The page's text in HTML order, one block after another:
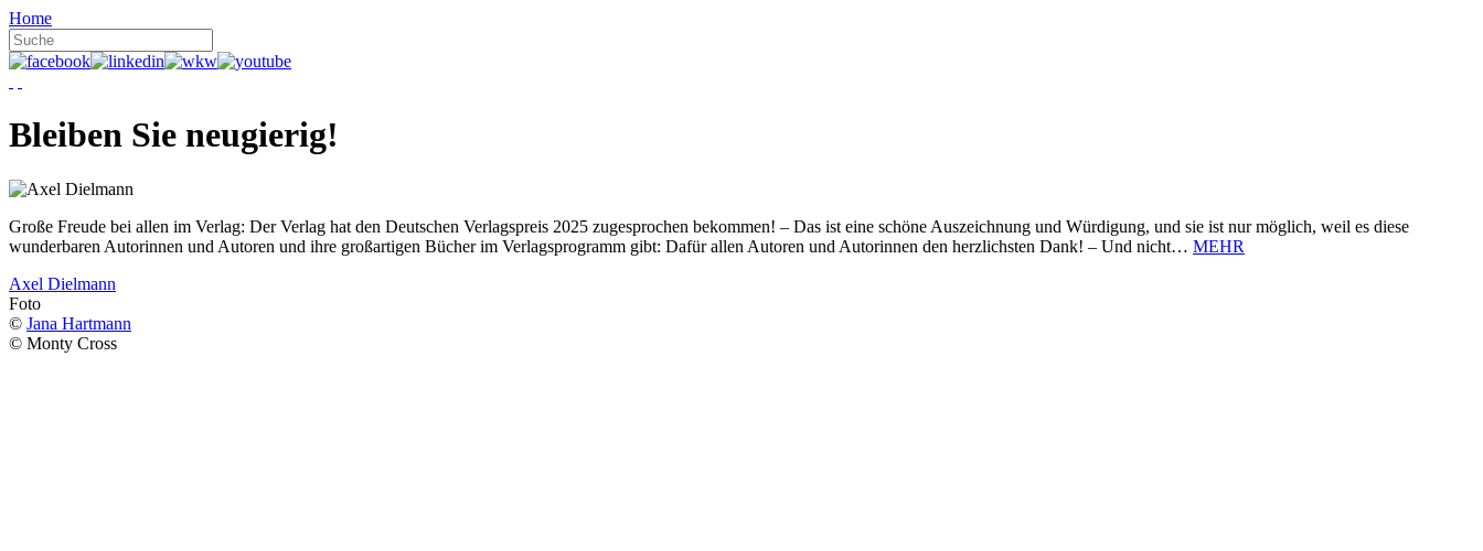
Home
Bleiben Sie neugierig!
Große Freude bei allen im Verlag: Der Verlag hat den Deutschen Verlagspreis 2025 zugesprochen bekommen! – Das ist eine schöne Auszeichnung und Würdigung, und sie ist nur möglich, weil es diese
wunderbaren Autorinnen und Autoren und ihre großartigen Bücher im Verlagsprogramm gibt: Dafür allen Autoren und Autorinnen den herzlichsten Dank! – Und nicht… MEHR
Axel Dielmann
Foto
© Jana Hartmann
© Monty Cross